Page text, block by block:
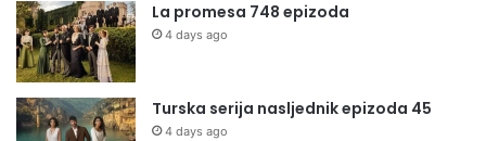
La promesa 748 epizoda
4 days ago
Turska serija nasljednik epizoda 45
4 days ago